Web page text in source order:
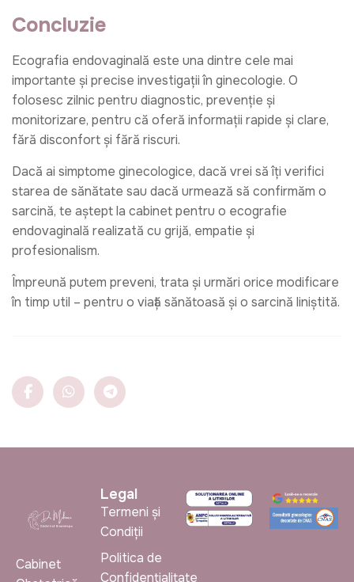
Concluzie
Ecografia endovaginală este una dintre cele mai
importante și precise investigații în ginecologie. O
folosesc zilnic pentru diagnostic, prevenție și
monitorizare, pentru că oferă informații rapide și clare,
fără disconfort și fără riscuri.
Dacă ai simptome ginecologice, dacă vrei să îți verifici
starea de sănătate sau dacă urmează să confirmăm o
sarcină, te aștept la cabinet pentru o ecografie
endovaginală realizată cu grijă, empatie și
profesionalism.
Împreună putem preveni, trata și urmări orice modificare
în timp util – pentru o viață sănătoasă și o sarcină liniștită.
Cabinet
Legal
Termeni și
Condiții
Politica de
Confidențialitate